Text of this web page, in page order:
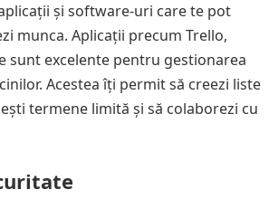
și software-uri care te pot
munca. Aplicații precum Trello,
sunt excelente pentru gestionarea
Acestea îți permit să creezi liste
termene limită și să colaborezi cu